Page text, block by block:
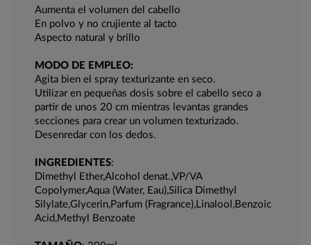
Aumenta el volumen del cabello
En polvo y no crujiente al tacto
Aspecto natural y brillo
MODO DE EMPLEO:
Agita bien el spray texturizante en seco.
Utilizar en pequeñas dosis sobre el cabello seco a
partir de unos 20 cm mientras levantas grandes
secciones para crear un volumen texturizado.
Desenredar con los dedos.
INGREDIENTES:
Dimethyl Ether,Alcohol denat.,VP/VA
Copolymer,Aqua (Water, Eau),Silica Dimethyl
Silylate,Glycerin,Parfum (Fragrance),Linalool,Benzoic
Acid,Methyl Benzoate